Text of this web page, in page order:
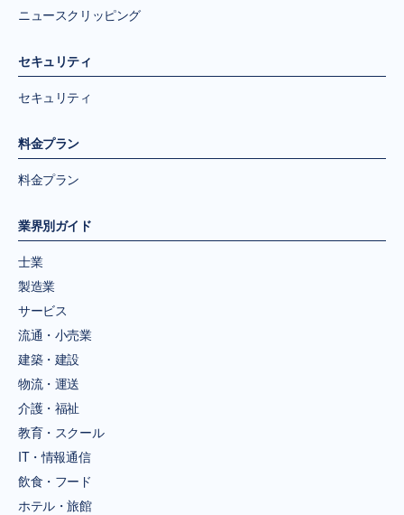
ニュースクリッピング
セキュリティ
セキュリティ
料金プラン
料金プラン
業界別ガイド
士業
製造業
サービス
流通・小売業
建築・建設
物流・運送
介護・福祉
教育・スクール
IT・情報通信
飲食・フード
ホテル・旅館